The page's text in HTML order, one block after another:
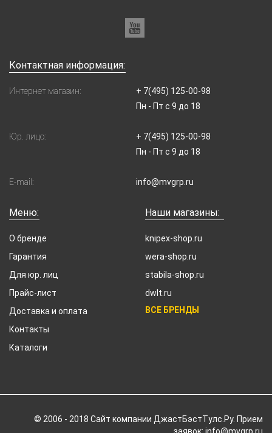
Контактная информация:
Интернет магазин:
+ 7(495) 125-00-98
Пн - Пт с 9 до 18
Юр. лицо:
+ 7(495) 125-00-98
Пн - Пт с 9 до 18
E-mail: info@mvgrp.ru
Меню:
О бренде
Гарантия
Для юр. лиц
Прайс-лист
Доставка и оплата
Контакты
Каталоги
Наши магазины:
knipex-shop.ru
wera-shop.ru
stabila-shop.ru
dwlt.ru
ВСЕ БРЕНДЫ
© 2006 - 2018 Cайт компании ДжастБэстТулс.Ру. Прием